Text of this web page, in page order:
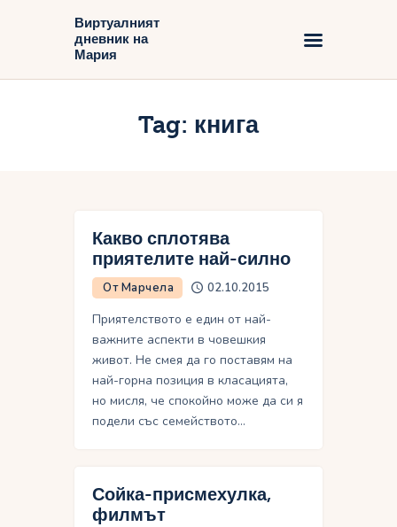
Виртуалният
дневник на
Мария
Tag: книга
Виртуалният дневник на Мария
Какво сплотява
приятелите най-силно
От Марчела 02.10.2015
Приятелството е един от най-
важните аспекти в човешкия
живот. Не смея да го поставям на
най-горна позиция в класацията,
но мисля, че спокойно може да си я
подели със семейството…
Сойка-присмехулка,
филмът